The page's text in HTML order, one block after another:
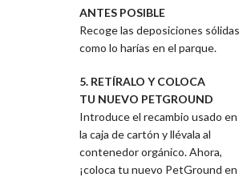
ANTES POSIBLE
Recoge las deposiciones sólidas
como lo harías en el parque.
5. RETÍRALO Y COLOCA
TU NUEVO PETGROUND
Introduce el recambio usado en
la caja de cartón y llévala al
contenedor orgánico. Ahora,
¡coloca tu nuevo PetGround en